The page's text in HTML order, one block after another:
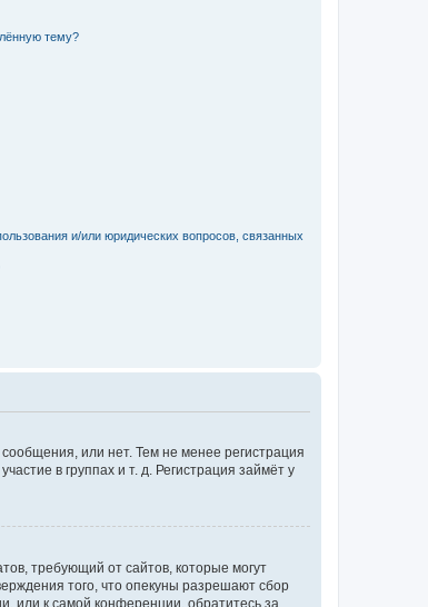
тему?
и/или юридических вопросов, связанных
или нет. Тем не менее регистрация
в группах и т. д. Регистрация займёт у
требующий от сайтов, которые могут
того, что опекуны разрешают сбор
или к самой конференции, обратитесь за